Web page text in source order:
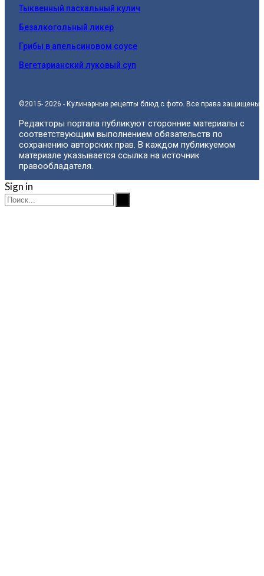
Тыквенный пасхальный кулич
Безалкогольный ликер
Грибы в апельсиновом соусе
Вегетарианский луковый суп
©2015- 2026 - Кулинарные рецепты блюд с фото. Все права защищены.
Редакторы портала публикуют сторонние материалы с
соответствующим выполнением обязательств по
сохранению авторских прав. В каждом публикуемом
материале указывается ссылка на источник
правообладателя.
Sign in